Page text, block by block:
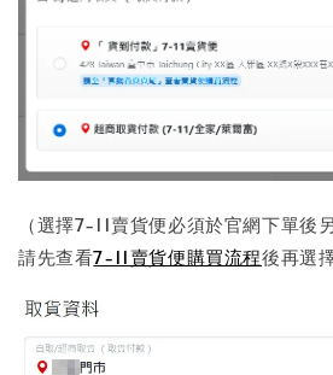
（選擇7-11賣貨便必須於官網下單後
請先查看7-11賣貨便購買流程後再選